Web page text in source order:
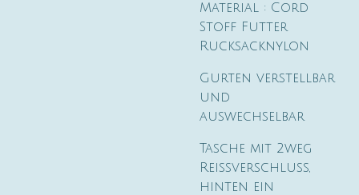
Material : Cord
Stoff Futter
Rucksacknylon
Gurten verstellbar
und
auswechselbar
Tasche mit 2weg
Reissverschluss,
hinten ein